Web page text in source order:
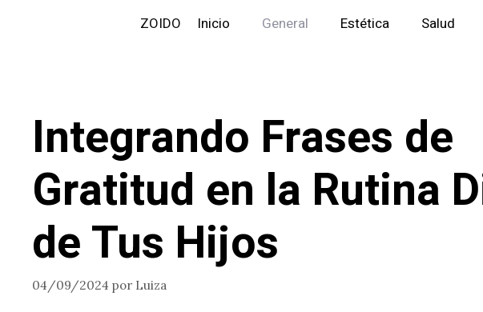
ZOIDO Inicio General Estética Salud
Integrando Frases de
Gratitud en la Rutina
de Tus Hijos
04/09/2024 por Luiza